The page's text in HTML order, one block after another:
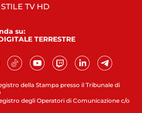
della Stampa presso il Tribunale di
degli Operatori di Comunicazione c/o
TV HD
su:
TERRESTRE